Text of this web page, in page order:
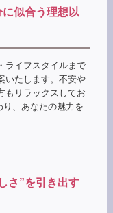
に似合う理想以
ライフスタイルまで
いたします。不安や
もリラックスしてお
り、あなたの魅力を
さ”を引き出す